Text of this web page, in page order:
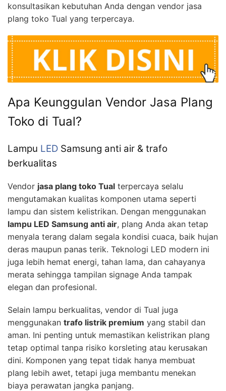
konsultasikan kebutuhan Anda dengan vendor jasa
plang toko Tual yang terpercaya.
Apa Keunggulan Vendor Jasa Plang
Toko di Tual?
Lampu LED Samsung anti air & trafo
berkualitas
Vendor jasa plang toko Tual terpercaya selalu
mengutamakan kualitas komponen utama seperti
lampu dan sistem kelistrikan. Dengan menggunakan
lampu LED Samsung anti air, plang Anda akan tetap
menyala terang dalam segala kondisi cuaca, baik hujan
deras maupun panas terik. Teknologi LED modern ini
juga lebih hemat energi, tahan lama, dan cahayanya
merata sehingga tampilan signage Anda tampak
elegan dan profesional.
Selain lampu berkualitas, vendor di Tual juga
menggunakan trafo listrik premium yang stabil dan
aman. Ini penting untuk memastikan kelistrikan plang
tetap optimal tanpa risiko korsleting atau kerusakan
dini. Komponen yang tepat tidak hanya membuat
plang lebih awet, tetapi juga membantu menekan
biaya perawatan jangka panjang.